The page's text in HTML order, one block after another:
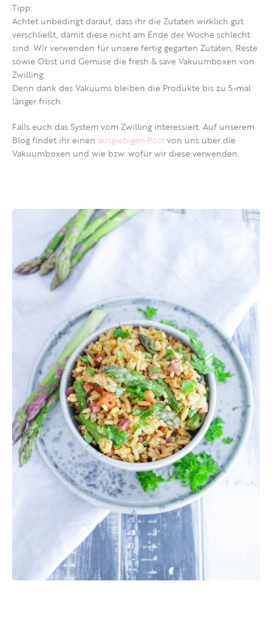
Tipp:
Achtet unbedingt darauf, dass ihr die Zutaten wirklich gut
verschließt, damit diese nicht am Ende der Woche schlecht
sind. Wir verwenden für unsere fertig gegarten Zutaten, Reste
sowie Obst und Gemüse die fresh & save Vakuumboxen von
Zwilling.
Denn dank des Vakuums bleiben die Produkte bis zu 5-mal
länger frisch.
Falls euch das System vom Zwilling interessiert: Auf unserem
Blog findet ihr einen ausgiebigen Postvon uns über die
Vakuumboxen und wie bzw. wofür wir diese verwenden.